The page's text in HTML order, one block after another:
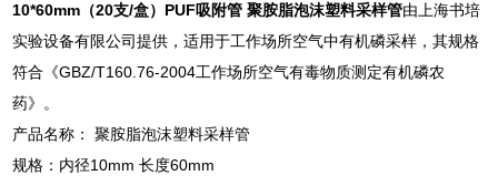
10*60mm（20支/盒） PUF吸附管 聚胺脂泡沫塑料采样管由上海书培
实验设备有限公司提供，适用于工作场所空气中有机磷采样，其规格
符合《GBZ/T160.76-2004工作场所空气有毒物质测定有机磷农
药》。
产品名称： 聚胺脂泡沫塑料采样管
规格：内径10mm 长度60mm